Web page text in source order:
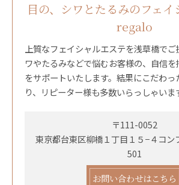
目の、シワとたるみのフェ
regalo
上質なフェイシャルエステを浅草橋で
ワやたるみなどで悩むお客様の、自信を
をサポートいたします。結果にこだわ
り、リピーター様も多数いらっしゃいま
〒111-0052
東京都台東区柳橋１丁目１５−４コン
501
お問い合わせはこちら